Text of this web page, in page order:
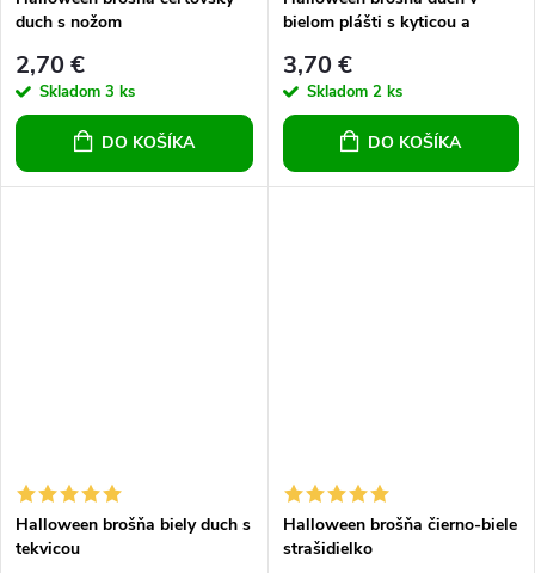
duch s nožom
2,70 €
Skladom 3 ks
DO KOŠÍKA
bielom plášti s kyticou a
3,70 €
Skladom 2 ks
DO KOŠÍKA
Halloween brošňa biely duch s
tekvicou
Halloween brošňa čierno-biele
strašidielko